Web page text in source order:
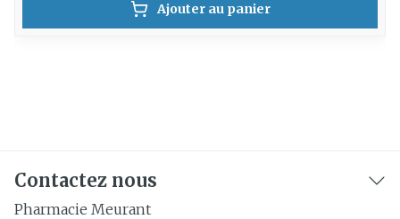
Ajouter au panier
Contactez nous
Pharmacie Meurant